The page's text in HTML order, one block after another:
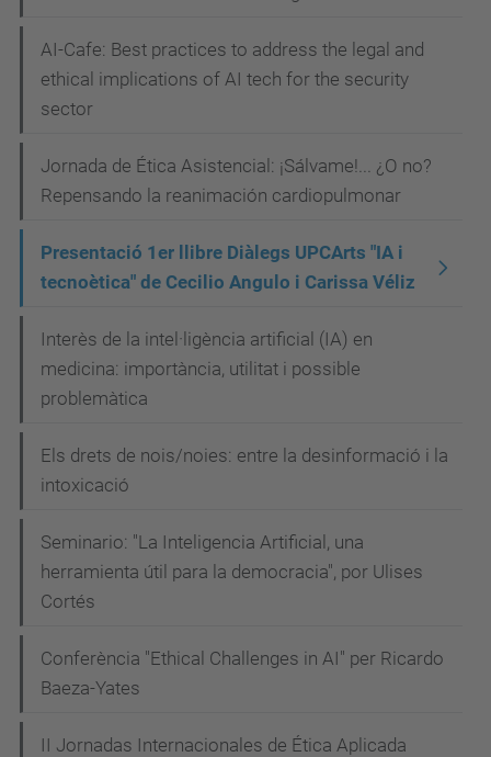
AI-Cafe: Best practices to address the legal and
ethical implications of AI tech for the security
sector
Jornada de Ética Asistencial: ¡Sálvame!... ¿O no?
Repensando la reanimación cardiopulmonar
Presentació 1er llibre Diàlegs UPCArts "IA i
tecnoètica" de Cecilio Angulo i Carissa Véliz
Interès de la intel·ligència artificial (IA) en
medicina: importància, utilitat i possible
problemàtica
Els drets de nois/noies: entre la desinformació i la
intoxicació
Seminario: "La Inteligencia Artificial, una
herramienta útil para la democracia", por Ulises
Cortés
Conferència "Ethical Challenges in AI" per Ricardo
Baeza-Yates
II Jornadas Internacionales de Ética Aplicada